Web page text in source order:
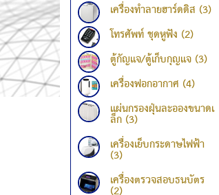
เครื่องทำลายฮาร์ดดิส (3)
โทรศัพท์ ชุดหูฟัง (2)
ตู้กัญแจ/ตู้เก็บกุญแจ (3)
เครื่องฟอกอากาศ (4)
แผ่นกรองฝุ่นละอองขนาดเ
ล็ก (3)
เครื่องเย็บกระดาษไฟฟ้า
(3)
เครื่องตรวจสอบธนบัตร